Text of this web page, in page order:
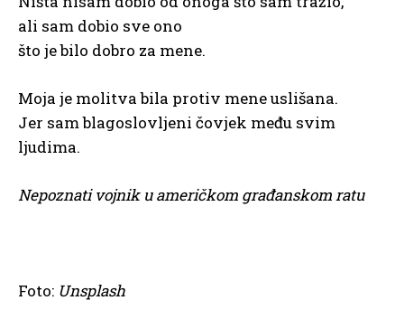
ali sam dobio sve ono
što je bilo dobro za mene.
Moja je molitva bila protiv mene uslišana.
Jer sam blagoslovljeni čovjek među svim
ljudima.
Nepoznati vojnik u američkom građanskom ratu
Foto: Unsplash